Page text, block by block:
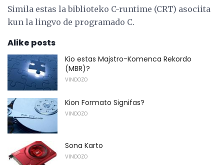
Simila estas la biblioteko C-runtime (CRT) asociita
kun la lingvo de programado C.
Alike posts
Kio estas Majstro-Komenca Rekordo
(MBR)?
VINDOZO
Kion Formato Signifas?
VINDOZO
Sona Karto
VINDOZO